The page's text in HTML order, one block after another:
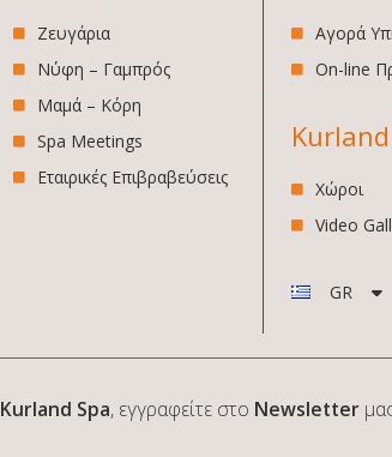
Ζευγάρια
Νύφη – Γαμπρός
Μαμά – Κόρη
Spa Meetings
Εταιρικές Επιβραβεύσεις
Αγορά
On-line
Χώροι
Video
GR
Kurland Spa, εγγραφείτε στο Newsletter